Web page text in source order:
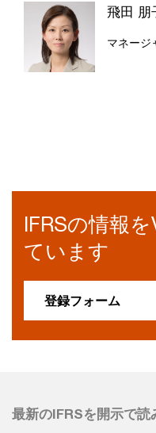
飛田 朋
マネージ
IFRSの情報
ています
登録フォーム
最新のIFRSを開示で読